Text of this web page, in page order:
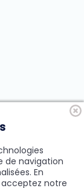
de navigation
En
notre